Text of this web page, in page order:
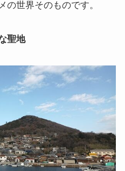
の世界そのものです。
聖地